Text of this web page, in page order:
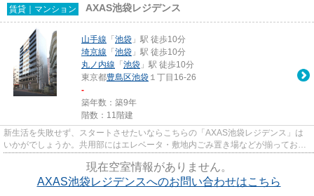
賃貸｜マンション AXAS池袋レジデンス
山手線 「 池袋 」駅 徒歩10分
埼京線 「 池袋 」駅 徒歩10分
丸ノ内線 「 池袋 」駅 徒歩10分
東京都豊島区池袋 １丁目16-26
-
築年数：築9年
階数：11階建
新生活を失敗せず、スタートさせたいならこちらの「AXAS池袋レジデンス」は
いかがでしょうか。共用部にはエレベータ・敷地内ごみ置き場などが揃ってお
現在空室情報がありません。
AXAS池袋レジデンスへのお問い合わせはこちら